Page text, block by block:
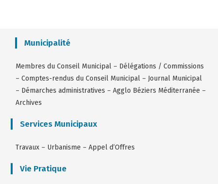
Municipalité
Membres du Conseil Municipal – Délégations / Commissions
–Comptes-rendus du Conseil Municipal – Journal Municipal
– Démarches administratives –Agglo Béziers Méditerranée –
Archives
Services Municipaux
Travaux – Urbanisme –Appel d’Offres
Vie Pratique